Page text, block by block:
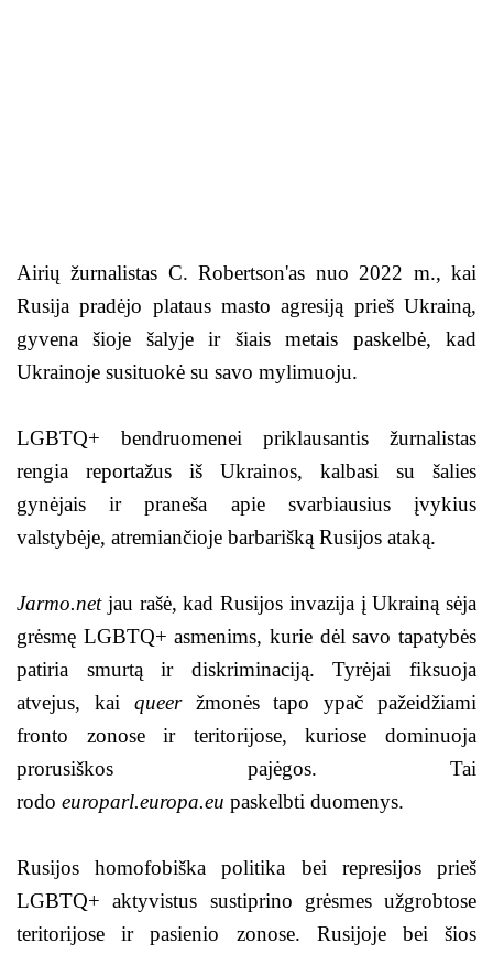
Airių žurnalistas C. Robertson'as nuo 2022 m., kai
Rusija pradėjo plataus masto agresiją prieš Ukrainą,
gyvena šioje šalyje ir šiais metais paskelbė, kad
Ukrainoje susituokė su savo mylimuoju.
LGBTQ+ bendruomenei priklausantis žurnalistas
rengia reportažus iš Ukrainos, kalbasi su šalies
gynėjais ir praneša apie svarbiausius įvykius
valstybėje, atremiančioje barbarišką Rusijos ataką.
Jarmo.netjau rašė, kad Rusijos invazija į Ukrainą sėja
grėsmę LGBTQ+ asmenims, kurie dėl savo tapatybės
patiria smurtą ir diskriminaciją. Tyrėjai fiksuoja
atvejus, kai queeržmonės tapo ypač pažeidžiami
fronto zonose ir teritorijose, kuriose dominuoja
prorusiškos pajėgos. Tai
rodo europarl.europa.eu paskelbti duomenys.
Rusijos homofobiška politika bei represijos prieš
LGBTQ+ aktyvistus sustiprino grėsmes užgrobtose
teritorijose ir pasienio zonose. Rusijoje bei šios